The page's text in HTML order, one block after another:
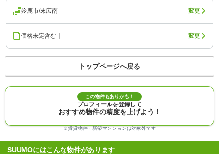
鈴鹿市/末広南 変更
価格未定含む｜ 変更
トップページへ戻る
この物件もありかも！
プロフィールを登録して
おすすめ物件の精度を上げよう！
※賃貸物件・新築マンションは対象外です
SUUMOにはこんな物件があります